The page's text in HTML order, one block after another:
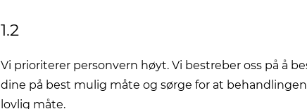
1.2
Vi prioriterer personvern høyt. Vi bestreber oss på å
dine på best mulig måte og sørge for at
lovlig måte.